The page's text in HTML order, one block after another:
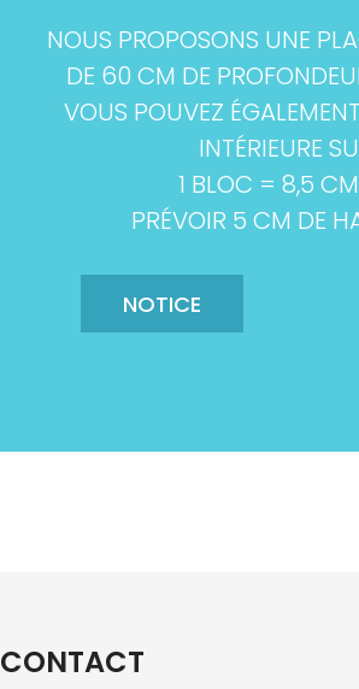
NOUS PROPOSONS UNE
DE 60 CM DE
VOUS POUVEZ
INTÉRIEURE
1 BLOC = 8,5
PRÉVOIR 5 CM DE
NOTICE
CONTACT